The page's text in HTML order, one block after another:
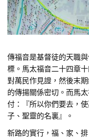
傳福音是基督徒的天職
標。馬太福音二十四章
對萬民作見證，然後末
的傳揚關係密切。而馬
付：『所以你們要去，
子、聖靈的名裏』。
新路的實行，福、家、